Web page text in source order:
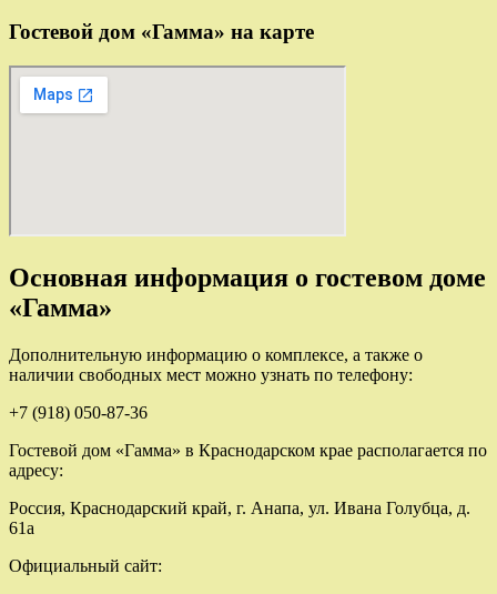
Гостевой дом «Гамма» на карте
Основная информация о гостевом доме
«Гамма»
Дополнительную информацию о комплексе, а также о
наличии свободных мест можно узнать по телефону:
+7 (918) 050-87-36
Гостевой дом «Гамма» в Краснодарском крае располагается по
адресу:
Россия, Краснодарский край, г. Анапа, ул. Ивана Голубца, д.
61а
Официальный сайт: